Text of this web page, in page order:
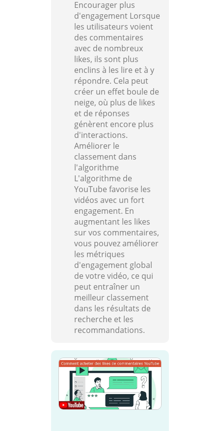
Encourager plus
d'engagement Lorsque
les utilisateurs voient
des commentaires
avec de nombreux
likes, ils sont plus
enclins à les lire et à y
répondre. Cela peut
créer un effet boule de
neige, où plus de likes
et de réponses
génèrent encore plus
d'interactions.
Améliorer le
classement dans
l'algorithme
L'algorithme de
YouTube favorise les
vidéos avec un fort
engagement. En
augmentant les likes
sur vos commentaires,
vous pouvez améliorer
les métriques
d'engagement global
de votre vidéo, ce qui
peut entraîner un
meilleur classement
dans les résultats de
recherche et les
recommandations.